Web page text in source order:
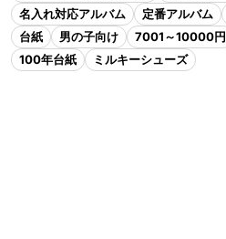
名入れ対応アルバム
定番アルバム
台紙
男の子向け 7001～10000円
100年台紙
ミルキーシューズ